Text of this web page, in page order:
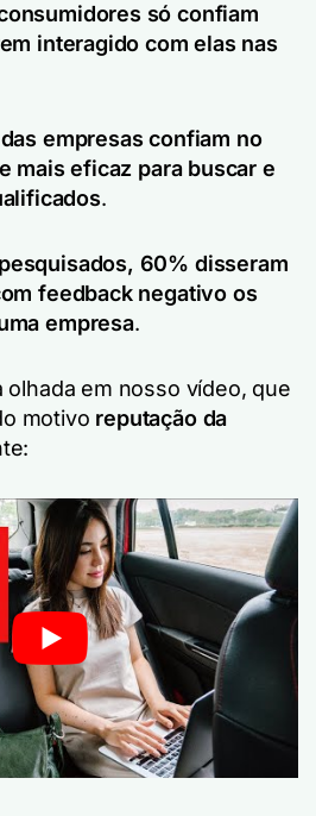
só confiam
interagido com elas nas
empresas confiam no
mais eficaz para buscar e
.
60% disseram
feedback negativo os
empresa.
em nosso vídeo, que
motivo reputação da